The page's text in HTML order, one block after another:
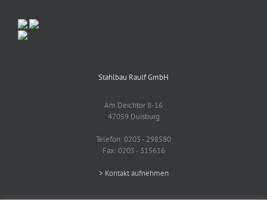
Stahlbau Raulf GmbH
Am Deichtor 8-16
47059 Duisburg
Telefon: 0203 - 298580
Fax: 0203 - 315616
> Kontakt aufnehmen